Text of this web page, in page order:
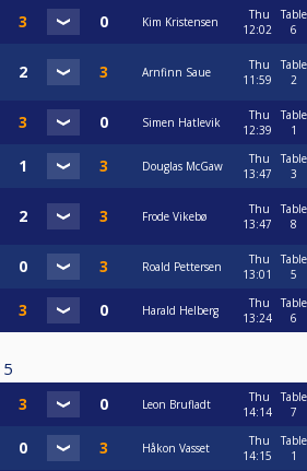
Kim Kristensen
Thu
12:02
Table
6
Arnfinn Saue
Thu
11:59
Table
2
Simen Hatlevik
Thu
12:39
Table
1
Douglas McGaw
Thu
13:47
Table
3
Frode Vikebø
Thu
13:47
Table
8
Roald Pettersen
Thu
13:01
Table
5
Harald Helberg
Thu
13:24
Table
6
5
Leon Brufladt
Thu
14:14
Table
7
Håkon Vasset
Thu
14:15
Table
1